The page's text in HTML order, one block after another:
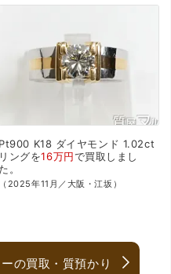
Pt900 K18 ダイヤモンド 1.02ct
リングを16万円で買取 しまし
た。
（2025年11月／大阪・江坂）
の買取・質預かり